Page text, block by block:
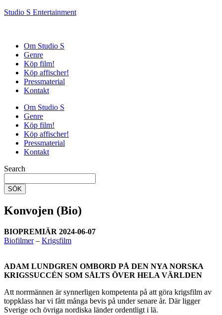
Studio S Entertainment
Om Studio S
Genre
Köp film!
Köp affischer!
Pressmaterial
Kontakt
Om Studio S
Genre
Köp film!
Köp affischer!
Pressmaterial
Kontakt
Search
SÖK
Konvojen (Bio)
BIOPREMIÄR 2024-06-07
Biofilmer– Krigsfilm
ADAM LUNDGREN OMBORD PÅ DEN NYA NORSKA
KRIGSSUCCÉN SOM SÅLTS ÖVER HELA VÄRLDEN
Att norrmännen är synnerligen kompetenta på att göra krigsfilm av
toppklass har vi fått många bevis på under senare år. Där ligger
Sverige och övriga nordiska länder ordentligt i lä.